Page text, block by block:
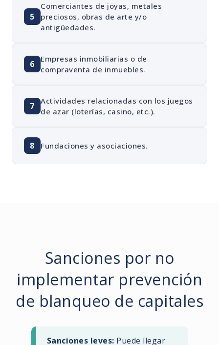
5
Comerciantes de joyas, metales
preciosos, obras de arte y/o
antigüedades.
6
Empresas inmobiliarias o de
compraventa de inmuebles.
7
Actividades relacionadas con los juegos
de azar (loterías, casino, etc.).
8 Fundaciones y asociaciones.
Sanciones por no
implementar prevención
de blanqueo de capitales
Sanciones leves: Puede llegar